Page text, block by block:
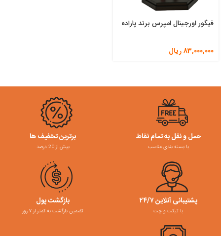
فیگور اورجینال امپرس برند پاراده
83,000,000ریال
حمل و نقل به تمام نقاط
با بسته بندی مناسب
برترین تخفیف ها
بیش از 20 درصد
پشتیبانی آنلاین ۲۴/۷
با تیکت و چت
بازگشت پول
تضمین بازگشت به کمتر از ۷ روز